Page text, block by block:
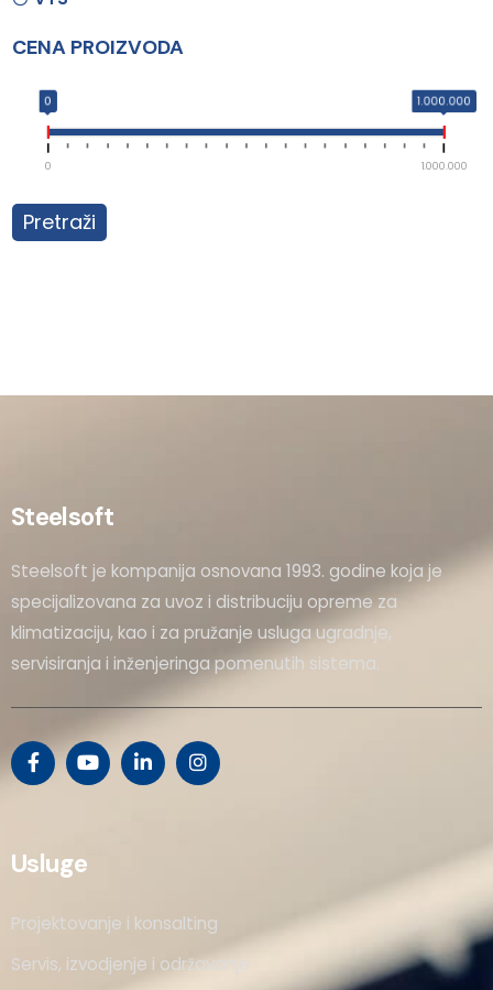
CENA PROIZVODA
0 1.000.000
0 1.000.000
Pretraži
Steelsoft
Steelsoft je kompanija osnovana 1993. godine koja je
specijalizovana za uvoz i distribuciju opreme za
klimatizaciju, kao i za pružanje usluga ugradnje,
servisiranja i inženjeringa pomenutih sistema.
Usluge
Projektovanje i konsalting
Servis, izvodjenje i održavanje